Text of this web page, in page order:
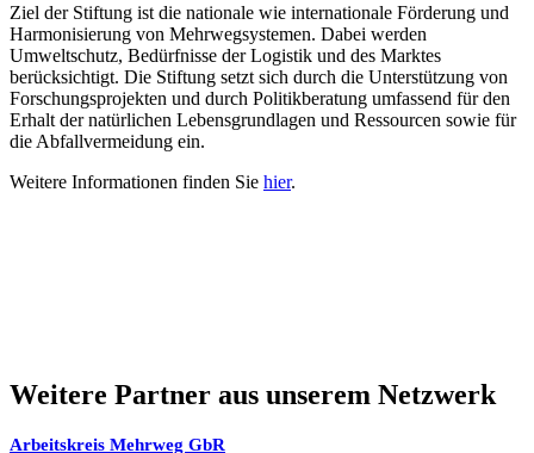
Ziel der Stiftung ist die nationale wie internationale Förderung und
Harmonisierung von Mehrwegsystemen. Dabei werden
Umweltschutz, Bedürfnisse der Logistik und des Marktes
berücksichtigt. Die Stiftung setzt sich durch die Unterstützung von
Forschungsprojekten und durch Politikberatung umfassend für den
Erhalt der natürlichen Lebensgrundlagen und Ressourcen sowie für
die Abfallvermeidung ein.
Weitere Informationen finden Sie hier.
Weitere Partner aus unserem Netzwerk
Arbeitskreis Mehrweg GbR